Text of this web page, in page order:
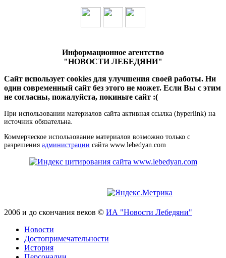
Информационное агентство
"НОВОСТИ ЛЕБЕДЯНИ"
Сайт использует cookies для улучшения своей работы. Ни
один современный сайт без этого не может. Если Вы с этим
не согласны, пожалуйста, покиньте сайт :(
При использовании материалов сайта активная ссылка (hyperlink) на
источник обязательна.
Коммерческое использование материалов возможно только с
разрешения администрации сайта www.lebedyan.com
2006 и до скончания веков © ИА "Новости Лебедяни"
Новости
Достопримечательности
История